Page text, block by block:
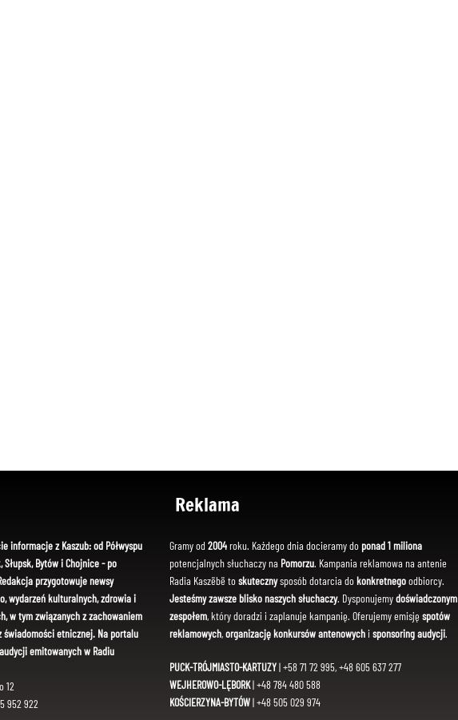
informacje z Kaszub: od Półwyspu
Bytów i Chojnice - po
przygotowuje newsy
wydarzeń kulturalnych, zdrowia i
w tym związanych z zachowaniem
etnicznej. Na portalu
emitowanych w Radiu
12
952 922
Reklama
Gramy od 2004roku. Każdego dnia docieramy do ponad 1 miliona
potencjalnych słuchaczy na Pomorzu. Kampania reklamowa na antenie
Radia Kaszëbë toskutecznysposób dotarcia dokonkretnegoodbiorcy.
Jesteśmy zawsze blisko naszych słuchaczy. Dysponujemydoświadczonym
zespołem, który doradzi i zaplanuje kampanię. Oferujemy emisję spotów
reklamowych,organizację konkursów antenowychi sponsoring audycji.
PUCK-TRÓJMIASTO-KARTUZY| +58 71 72 995, +48 605 637 277
WEJHEROWO-LĘBORK| +48 784 480 588
KOŚCIERZYNA-BYTÓW| +48 505 029 974